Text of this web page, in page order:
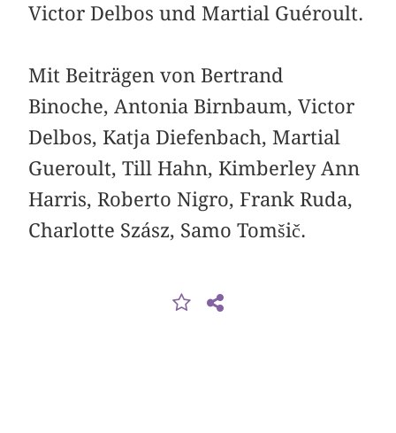
Victor Delbos und Martial Guéroult.
Mit Beiträgen von Bertrand
Binoche, Antonia Birnbaum, Victor
Delbos, Katja Diefenbach, Martial
Gueroult, Till Hahn, Kimberley Ann
Harris, Roberto Nigro, Frank Ruda,
Charlotte Szász, Samo Tomšič.